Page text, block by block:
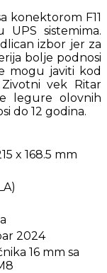
konektorom F11
sistemima.
izbor jer za
bolje podnosi
mogu javiti kod
vek Ritar
legure olovnih
do 12 godina.
x 168.5 mm
2024
16 mm sa